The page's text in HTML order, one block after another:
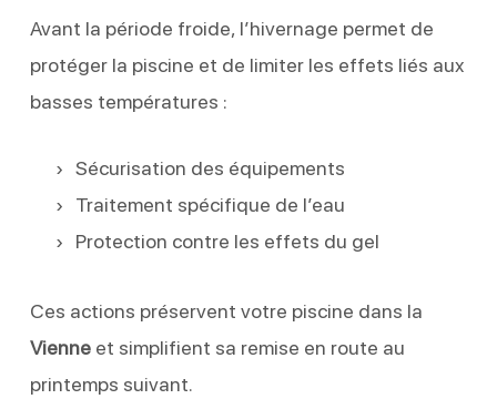
Avant la période froide, l’hivernage permet de
protéger la piscine et de limiter les effets liés aux
basses températures :
Sécurisation des équipements
Traitement spécifique de l’eau
Protection contre les effets du gel
Ces actions préservent votre piscine dans la
Vienne et simplifient sa remise en route au
printemps suivant.